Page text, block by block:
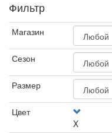
Фильтр
Магазин
Сезон
Размер
Цвет
X